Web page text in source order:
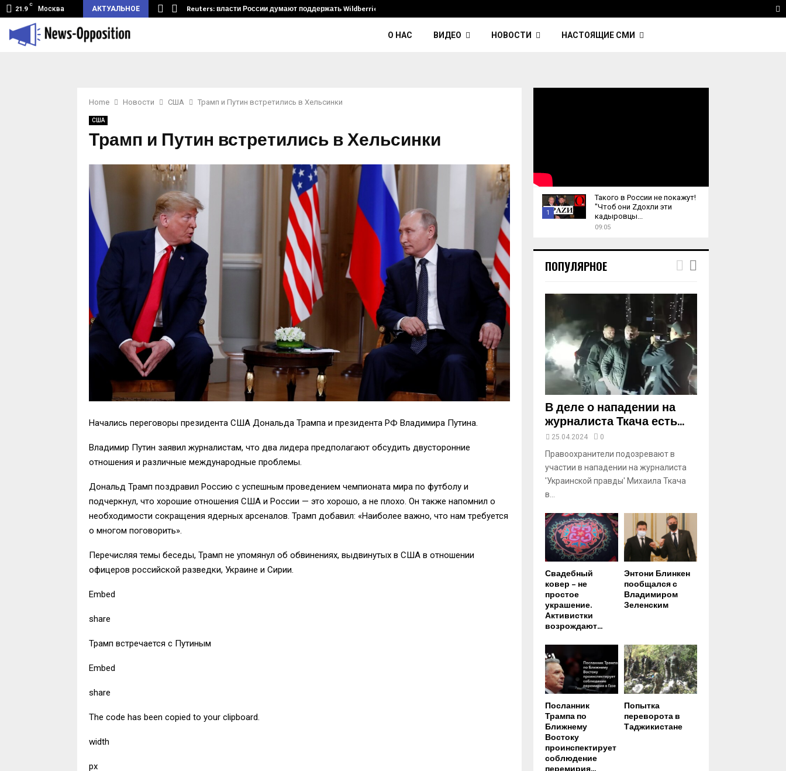
21.9
C
Москва АКТУАЛЬНОЕ
туннель из Беларуси.… Reuters: власти России думают поддержать Wildberries и его…
О НАС ВИДЕО НОВОСТИ НАСТОЯЩИЕ СМИ
Home Новости США Трамп и Путин встретились в Хельсинки
США
Трамп и Путин встретились в Хельсинки
Начались переговоры президента США Дональда Трампа и президента РФ Владимира Путина.
Владимир Путин заявил журналистам, что два лидера предполагают обсудить двусторонние
отношения и различные международные проблемы.
Дональд Трамп поздравил Россию с успешным проведением чемпионата мира по футболу и
подчеркнул, что хорошие отношения США и России — это хорошо, а не плохо. Он также напомнил о
необходимости сокращения ядерных арсеналов. Трамп добавил: «Наиболее важно, что нам требуется
о многом поговорить».
Перечисляя темы беседы, Трамп не упомянул об обвинениях, выдвинутых в США в отношении
офицеров российской разведки, Украине и Сирии.
Embed
share
Трамп встречается с Путиным
Embed
share
The code has been copied to your clipboard.
width
px
1
u
m
y
o
u
b
e
Такого в России не покажут!
"Чтоб они Zдохли эти
кадыровцы...
09:05
ПОПУЛЯРНОЕ
В деле о нападении на
журналиста Ткача есть...
25.04.2024 0
Правоохранители подозревают в
участии в нападении на журналиста
'Украинской правды' Михаила Ткача
в...
Свадебный
ковер – не
простое
украшение.
Активистки
возрождают...
Энтони Блинкен
пообщался с
Владимиром
Зеленским
Посланник
Трампа по
Ближнему
Востоку
проинспектирует
соблюдение
Попытка
переворота в
Таджикистане